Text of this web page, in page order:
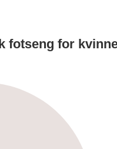
fotseng for